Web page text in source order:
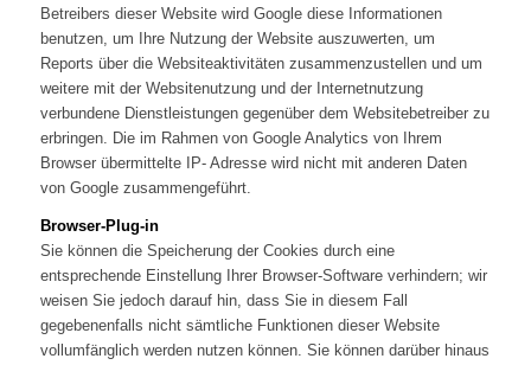
Betreibers dieser Website wird Google diese Informationen
benutzen, um Ihre Nutzung der Website auszuwerten, um
Reports über die Websiteaktivitäten zusammenzustellen und um
weitere mit der Websitenutzung und der Internetnutzung
verbundene Dienstleistungen gegenüber dem Websitebetreiber zu
erbringen. Die im Rahmen von Google Analytics von Ihrem
Browser übermittelte IP- Adresse wird nicht mit anderen Daten
von Google zusammengeführt.
Browser-Plug-in
Sie können die Speicherung der Cookies durch eine
entsprechende Einstellung Ihrer Browser-Software verhindern; wir
weisen Sie jedoch darauf hin, dass Sie in diesem Fall
gegebenenfalls nicht sämtliche Funktionen dieser Website
vollumfänglich werden nutzen können. Sie können darüber hinaus